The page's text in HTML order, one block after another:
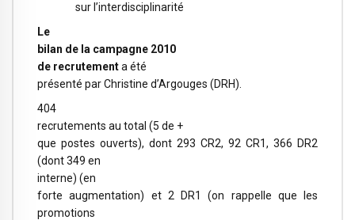
sur l’interdisciplinarité
Le
bilan de la campagne 2010
de recrutementa été
présenté par Christine d’Argouges (DRH).
404
recrutements au total (5 de +
que postes ouverts), dont 293 CR2, 92 CR1, 366 DR2
(dont 349 en
interne) (en
forte augmentation) et 2 DR1 (on rappelle que les
promotions